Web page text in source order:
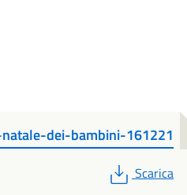
dei-bambini-161221
PDF
Scarica